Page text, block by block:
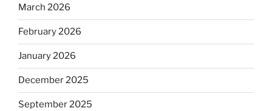
March 2026
February 2026
January 2026
December 2025
September 2025